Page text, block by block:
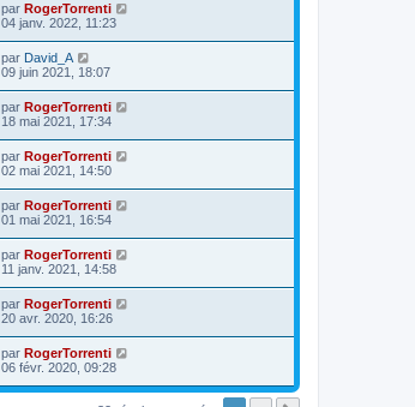
par RogerTorrenti
04 janv. 2022, 11:23
par David_A
09 juin 2021, 18:07
par RogerTorrenti
18 mai 2021, 17:34
par RogerTorrenti
02 mai 2021, 14:50
par RogerTorrenti
01 mai 2021, 16:54
par RogerTorrenti
11 janv. 2021, 14:58
par RogerTorrenti
20 avr. 2020, 16:26
par RogerTorrenti
06 févr. 2020, 09:28